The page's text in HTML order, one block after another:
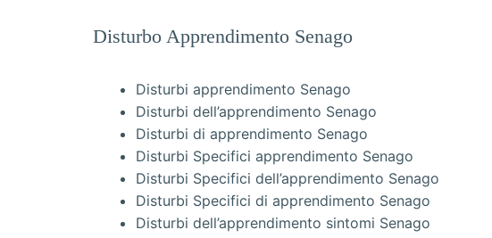
Disturbo Apprendimento Senago
Disturbi apprendimento Senago
Disturbi dell’apprendimento Senago
Disturbi di apprendimento Senago
Disturbi Specifici apprendimento Senago
Disturbi Specifici dell’apprendimento Senago
Disturbi Specifici di apprendimento Senago
Disturbi dell’apprendimento sintomi Senago